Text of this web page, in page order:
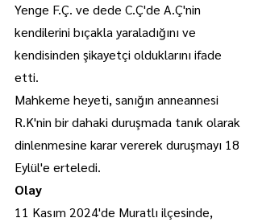
Yenge F.Ç. ve dede C.Ç'de A.Ç'nin
kendilerini bıçakla yaraladığını ve
kendisinden şikayetçi olduklarını ifade
etti.
Mahkeme heyeti, sanığın anneannesi
R.K'nin bir dahaki duruşmada tanık olarak
dinlenmesine karar vererek duruşmayı 18
Eylül'e erteledi.
Olay
11 Kasım 2024'de Muratlı ilçesinde,